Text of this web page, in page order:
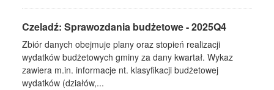
Czeladź: Sprawozdania budżetowe - 2025Q4
Zbiór danych obejmuje plany oraz stopień realizacji
wydatków budżetowych gminy za dany kwartał. Wykaz
zawiera m.in. informacje nt. klasyfikacji budżetowej
wydatków (działów,...